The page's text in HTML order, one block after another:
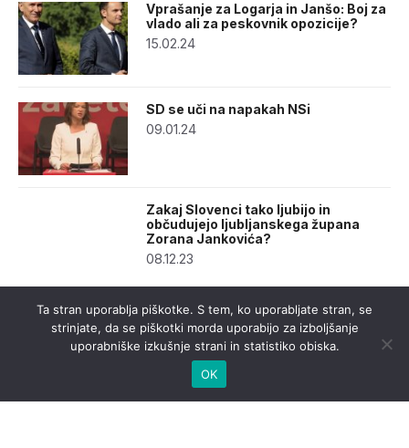
Vprašanje za Logarja in Janšo: Boj za
vlado ali za peskovnik opozicije?
15.02.24
SD se uči na napakah NSi
09.01.24
Zakaj Slovenci tako ljubijo in
občudujejo ljubljanskega župana
Zorana Jankovića?
08.12.23
Ta stran uporablja piškotke. S tem, ko uporabljate stran, se
strinjate, da se piškotki morda uporabijo za izboljšanje
uporabniške izkušnje strani in statistiko obiska.
OK